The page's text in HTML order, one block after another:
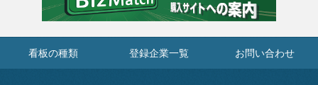
看板の種類 登録企業一覧 お問い合わせ